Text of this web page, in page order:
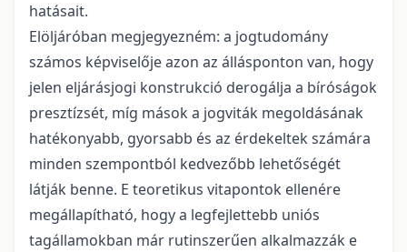
hatásait.
Elöljáróban megjegyezném: a jogtudomány
számos képviselője azon az állásponton van, hogy
jelen eljárásjogi konstrukció derogálja a bíróságok
presztízsét, míg mások a jogviták megoldásának
hatékonyabb, gyorsabb és az érdekeltek számára
minden szempontból kedvezőbb lehetőségét
látják benne. E teoretikus vitapontok ellenére
megállapítható, hogy a legfejlettebb uniós
tagállamokban már rutinszerűen alkalmazzák e